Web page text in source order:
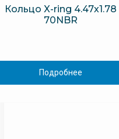
Кольцо X-ring 4.47х1.78
70NBR
Подробнее